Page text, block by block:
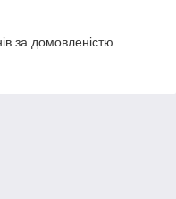
за домовленістю